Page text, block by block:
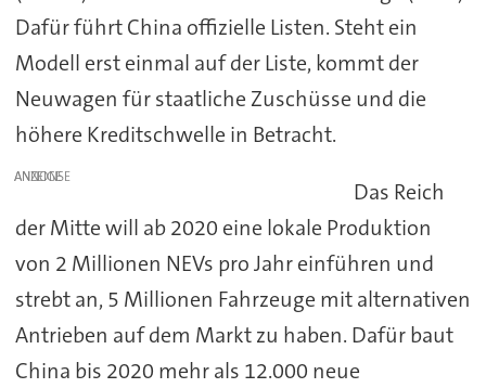
Dafür führt China offizielle Listen. Steht ein
Modell erst einmal auf der Liste, kommt der
Neuwagen für staatliche Zuschüsse und die
höhere Kreditschwelle in Betracht.
ANZEIGE
Das Reich
der Mitte will ab 2020 eine lokale Produktion
von 2 Millionen NEVs pro Jahr einführen und
strebt an, 5 Millionen Fahrzeuge mit alternativen
Antrieben auf dem Markt zu haben. Dafür baut
China bis 2020 mehr als 12.000 neue